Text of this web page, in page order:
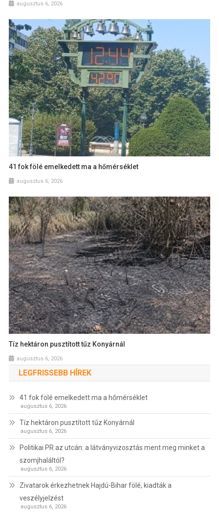
augusztus 6, 2026
41 fok fölé emelkedett ma a hőmérséklet
augusztus 6, 2026
Tíz hektáron pusztított tűz Konyárnál
augusztus 6, 2026
LEGFRISSEBB HÍREK
41 fok fölé emelkedett ma a hőmérséklet
augusztus 6, 2026
Tíz hektáron pusztított tűz Konyárnál
augusztus 6, 2026
Politikai PR az utcán: a látványvizosztás ment meg minket a
szomjhaláltól?
augusztus 6, 2026
Zivatarok érkezhetnek Hajdú-Bihar fölé, kiadták a
veszélyjelzést
augusztus 6, 2026